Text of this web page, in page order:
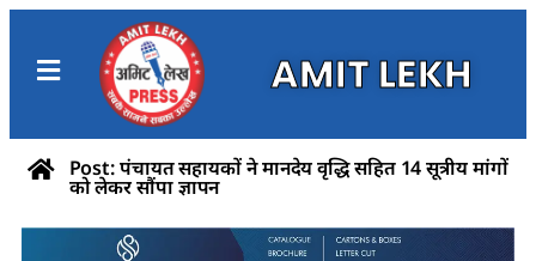
AMIT LEKH
Post: पंचायत सहायकों ने मानदेय वृद्धि सहित 14 सूत्रीय मांगों
को लेकर सौंपा ज्ञापन